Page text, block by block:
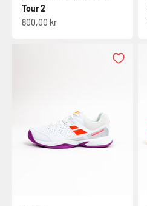
Tour 2
Salgspris
800,00 kr